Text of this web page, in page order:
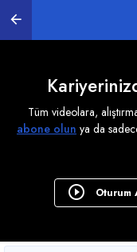
Tüm videolara,
abone olun ya da
Oturum
Tek Düzen Hesap Planı
16:40
Tekdüzen Hesap Planı
Tekdüzen Hesap Planı
Tekdüzen Hesap Planı
Tekdüzen Hesap